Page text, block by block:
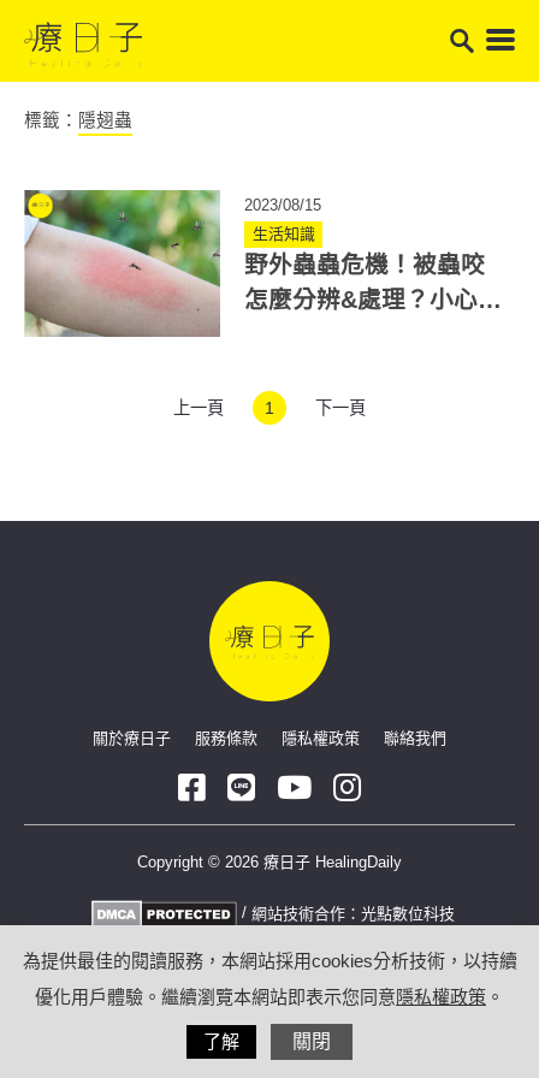
標籤： 隱翅蟲
2023/08/15
生活知識
野外蟲蟲危機！被蟲咬
怎麼分辨&處理？小心5
上一頁 1 下一頁
關於療日子 服務條款 隱私權政策 聯絡我們
Copyright © 2026 療日子 HealingDaily
/ 網站技術合作： 光點數位科技
為提供最佳的閱讀服務，本網站採用cookies分析技術，以持續
優化用戶體驗。繼續瀏覽本網站即表示您同意隱私權政策 。
了解 關閉